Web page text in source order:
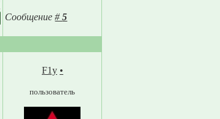
Сообщение#5
F1y •
пользователь